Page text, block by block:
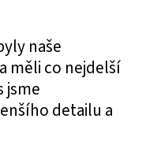
naše
měli co nejdelší
jsme
detailu a